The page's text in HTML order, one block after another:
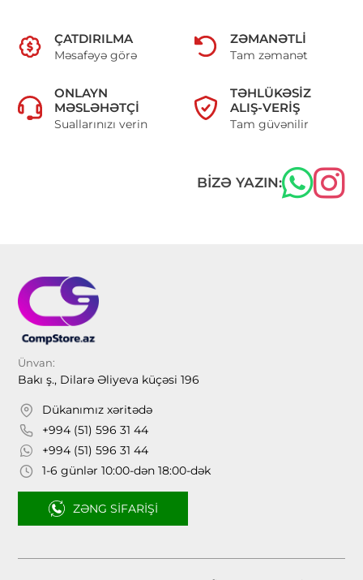
ÇATDIRILMA
Məsafəyə görə
ZƏMANƏTLI
Tam zəmanət
ONLAYN
MƏSLƏHƏTÇI
Suallarınızı verin
TƏHLÜKƏSIZ
ALIŞ-VERIŞ
Tam güvənilir
BIZƏ YAZIN:
Ünvan:
Bakı ş., Dilarə Əliyeva küçəsi 196
Dükanımız xəritədə
+994 (51) 596 31 44
+994 (51) 596 31 44
1-6 günlər 10:00-dən 18:00-dək
ZƏNG SIFARIŞI